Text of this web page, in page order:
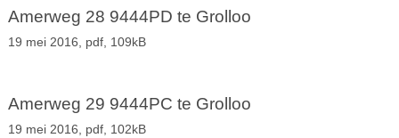
Amerweg 28 9444PD te Grolloo
19 mei 2016, pdf, 109kB
Amerweg 29 9444PC te Grolloo
19 mei 2016, pdf, 102kB